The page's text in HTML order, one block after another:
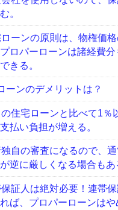
。
ローンの原則は、物権価
ロパーローンは諸経費
きる。
ーンのデメリットは？
の住宅ローンと比べて1％
払い負担が増える。
独自の審査になるので、
逆に厳しくなる場合もあ
保証人は絶対必要！連帯
ば、プロパーローンは